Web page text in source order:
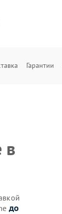
Гарантии
в
до